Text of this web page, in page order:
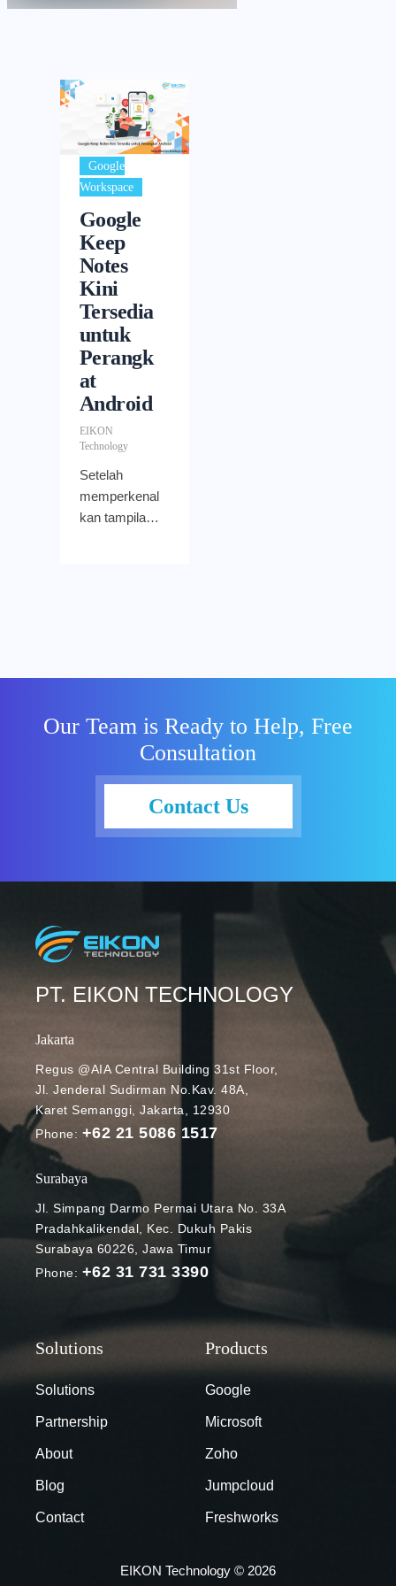
Google
Workspace
Google
Keep
Notes
Kini
Tersedia
untuk
Perangk
at
Android
EIKON
Technology
Setelah
memperkenal
kan tampilan
2022 lalu,
Google Keep
kini
widget catatan
tunggal (single
Bagaimana
Widget note
Dengan fitur
baru ini, Anda
n” catatan
atau daftar ke
layar beranda
perangkat dan
a di aplikasi
Keep cukup
dengan sekali
ketuk. Selain
itu tersedia
juga opsi
membuat
daftar (lists).
memungkinka
dapat
langsung
membuka
Our Team is Ready to Help, Free
Consultation
Contact Us
PT. EIKON TECHNOLOGY
Jakarta
Regus @AIA Central Building 31st Floor,
Jl. Jenderal Sudirman No.Kav. 48A,
Karet Semanggi, Jakarta, 12930
Phone: +62 21 5086 1517
Surabaya
Jl. Simpang Darmo Permai Utara No. 33A
Pradahkalikendal, Kec. Dukuh Pakis
Surabaya 60226, Jawa Timur
Phone: +62 31 731 3390
Solutions
Partnership
About
Blog
Contact
Google
Microsoft
Zoho
Jumpcloud
Freshworks
EIKON Technology © 2026